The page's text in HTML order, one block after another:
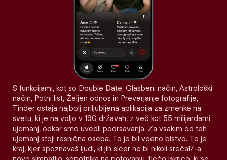
S funkcijami, kot so Double Date, Glasbeni način, Astrološki
način, Potni list, Željen odnos in Preverjanje fotografije,
Tinder ostaja najbolj priljubljena aplikacija za zmenke na
svetu, ki je na voljo v 190 državah, z več kot 55 milijardami
ujemanj, odkar smo uvedli podrsavanja. Za vsakim od teh
ujemanj stoji resnična oseba. To je bil vedno bistvo. To je
kraj, kjer spoznavaš ljudi, ki jih sicer ne bi nikoli srečal/-a: